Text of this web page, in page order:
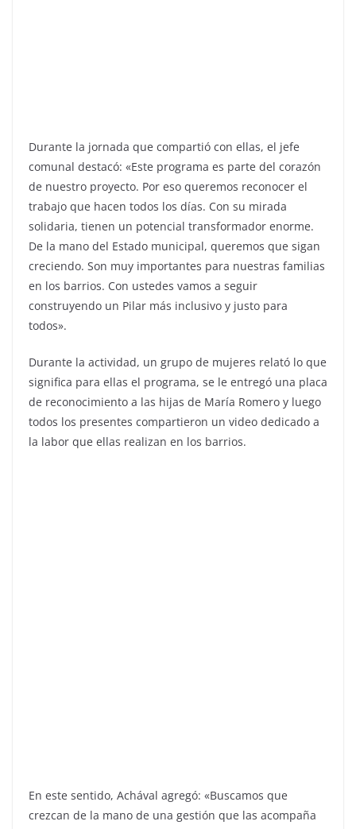
Durante la jornada que compartió con ellas, el jefe
comunal destacó: «Este programa es parte del corazón
de nuestro proyecto. Por eso queremos reconocer el
trabajo que hacen todos los días. Con su mirada
solidaria, tienen un potencial transformador enorme.
De la mano del Estado municipal, queremos que sigan
creciendo. Son muy importantes para nuestras familias
en los barrios. Con ustedes vamos a seguir
construyendo un Pilar más inclusivo y justo para
todos».
Durante la actividad, un grupo de mujeres relató lo que
significa para ellas el programa, se le entregó una placa
de reconocimiento a las hijas de María Romero y luego
todos los presentes compartieron un video dedicado a
la labor que ellas realizan en los barrios.
En este sentido, Achával agregó: «Buscamos que
crezcan de la mano de una gestión que las acompaña